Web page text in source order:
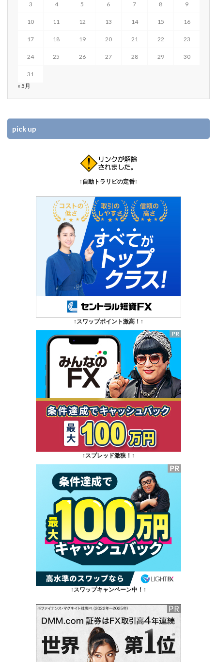
3 4 5 6 7 8 9
10 11 12 13 14 15 16
17 18 19 20 21 22 23
24 25 26 27 28 29 30
31
« 5月
pick up
↑自動トラリピの定番↑
↑スワップポイント激高！↑
↑スプレッド激狭！↑
↑スワップキャンペーン中！↑